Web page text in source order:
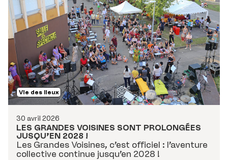
30 avril 2026
Vie des lieux
LES GRANDES VOISINES SONT PROLONGÉES
JUSQU’EN 2028 !
Les Grandes Voisines, c’est officiel : l’aventure
collective continue jusqu’en 2028 !